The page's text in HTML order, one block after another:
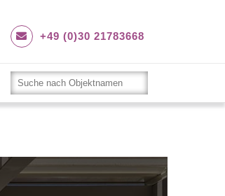
+49 (0)30 21783668